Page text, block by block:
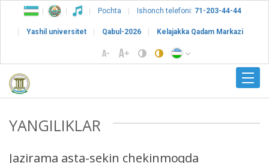
Pochta Ishonch telefoni: 71-203-44-44
Yashil universitet Qabul-2026 Kelajakka Qadam Markazi
YANGILIKLAR
Jazirama asta-sekin chekinmoqda